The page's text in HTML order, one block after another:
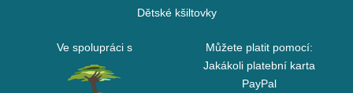
Dětské kšiltovky
Ve spolupráci s
Můžete platit pomocí:
Jakákoli platební karta
PayPal